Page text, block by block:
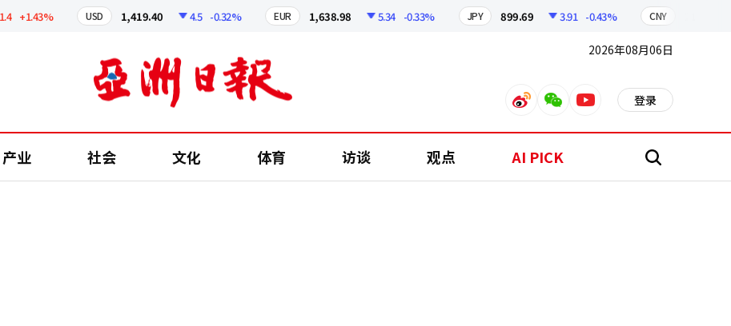
+1.43% USD 1,419.40 4.5 -0.32% EUR 1,638.98 5.34 -0.33% JPY 899.69 3.91 -0.43% CNY 210.28
2026年08月06日
weiboweixinyoutube 登录
产业 社会 文化 体育 访谈 观点 AI PICK 搜